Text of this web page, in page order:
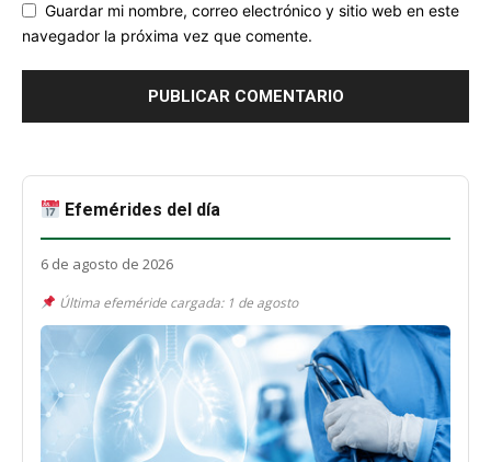
Guardar mi nombre, correo electrónico y sitio web en este
navegador la próxima vez que comente.
Efemérides del día
6 de agosto de 2026
Última efeméride cargada: 1 de agosto